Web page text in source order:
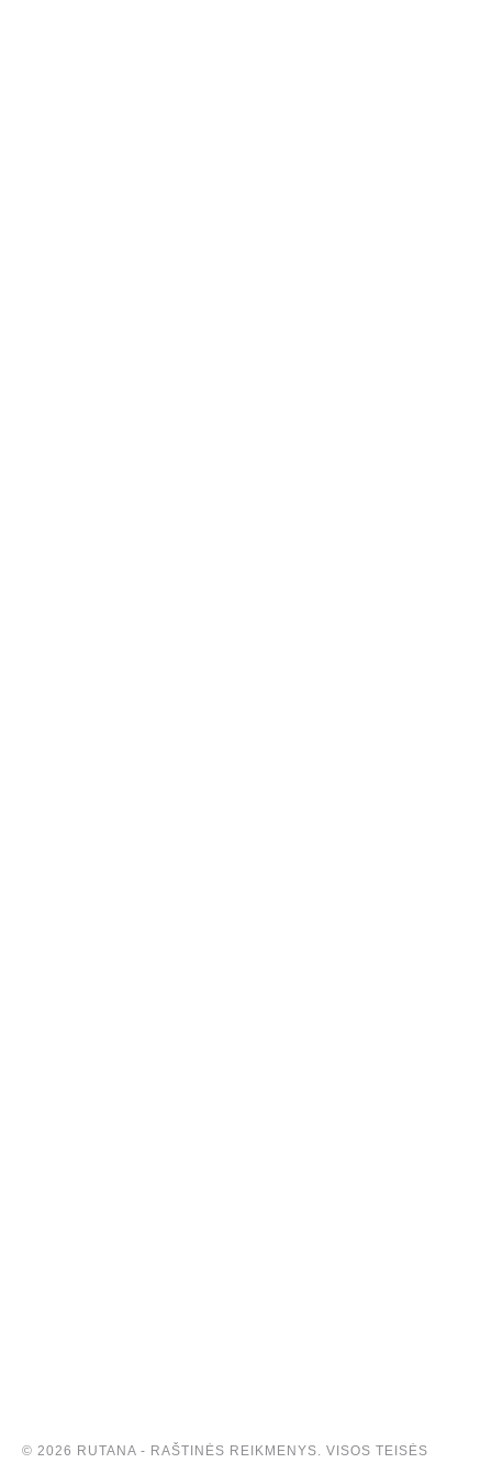
© 2026 RUTANA - RAŠTINĖS REIKMENYS. VISOS TEISĖS